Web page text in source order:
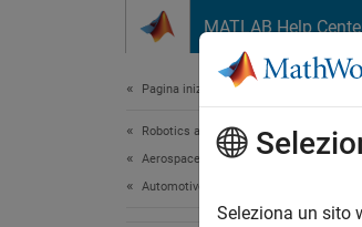
MATLAB Help
Pagina iniziale della documentazione
Robotics and Autonomous Systems
Aerospace and Defense
Automotive
Seleziona un sito